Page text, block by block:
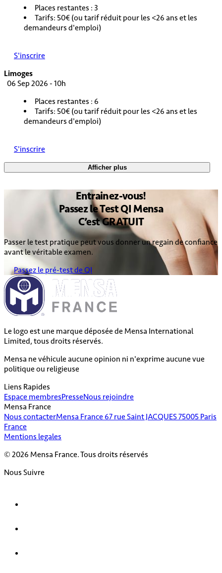
Places restantes : 3
Tarifs: 50€ (ou tarif réduit pour les <26 ans et les
demandeurs d'emploi)
S'inscrire
Limoges
06 Sep 2026 - 10h
Places restantes : 6
Tarifs: 50€ (ou tarif réduit pour les <26 ans et les
demandeurs d'emploi)
S'inscrire
Afficher plus
Entrainez-vous!
Passez leTest QI Mensa
C’estGRATUIT
Passer le test pratique peut vous donner un regain de confiance
avant le véritable examen.
Passez le pré-test de QI
Le logo est une marque déposée de Mensa International
Limited, tous droits réservés.
Mensa ne véhicule aucune opinion ni n'exprime aucune vue
politique ou religieuse
Liens Rapides
Espace membresPresseNous rejoindre
Mensa France
Nous contacterMensa France 67 rue Saint JACQUES 75005 Paris
France
Mentions legales
© 2026 Mensa France. Tous droits réservés
Nous Suivre